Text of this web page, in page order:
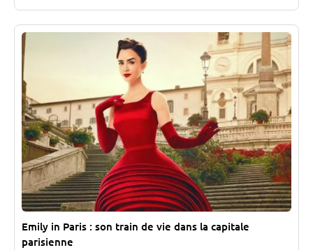
Emily in Paris : son train de vie dans la capitale
parisienne